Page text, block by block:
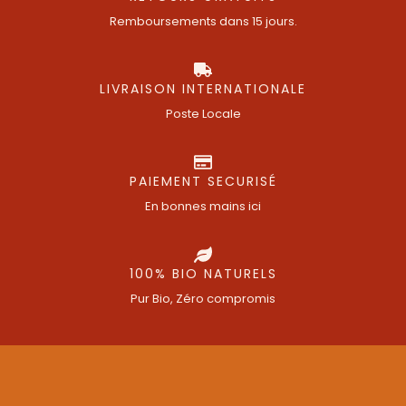
Remboursements dans 15 jours.
LIVRAISON INTERNATIONALE
Poste Locale
PAIEMENT SECURISÉ
En bonnes mains ici
100% BIO NATURELS
Pur Bio, Zéro compromis